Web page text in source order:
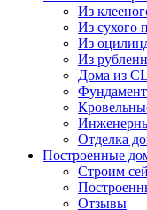
Из
Из сухого
Из
Из
Дома из
Отделка
Построенные
Строим
Отзывы